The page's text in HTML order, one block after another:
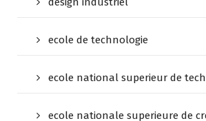
ecole de technologie
ecole national superieur de
ecole nationale superieure de